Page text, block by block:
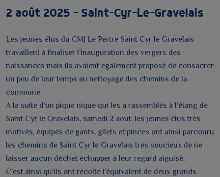
2 août 2025 – Saint-Cyr-Le-Gravelais
Les jeunes élus du CMJ Le Pertre Saint Cyr le Gravelais
travaillent à finaliser l’inauguration des vergers des
naissances mais ils avaient egalement proposé de consacrer
un peu de leur temps au nettoyage des chemins de la
commune.
A la suite d’un pique nique qui les a rassemblés à l’étang de
Saint Cyr le Gravelais, samedi 2 aout, les jeunes élus très
motivés, équipés de gants, gilets et pinces ont ainsi parcouru
les chemins de Saint Cyr le Gravelais très soucieux de ne
laisser aucun déchet échapper à leur regard aiguisé.
C’est ainsi qu’ils ont récolté l’équivalent de deux grands